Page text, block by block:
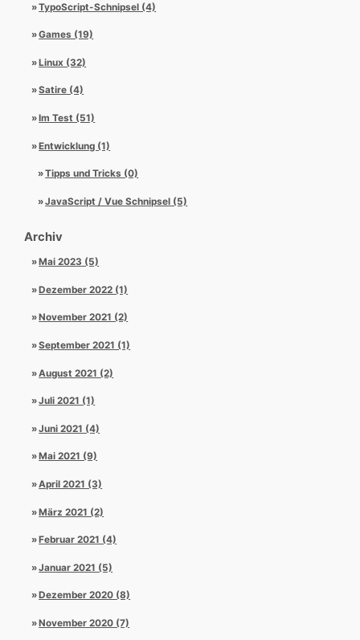
TypoScript-Schnipsel (4)
Games (19)
Linux (32)
Satire (4)
Im Test (51)
Entwicklung (1)
Tipps und Tricks (0)
JavaScript / Vue Schnipsel (5)
Archiv
Mai 2023 (5)
Dezember 2022 (1)
November 2021 (2)
September 2021 (1)
August 2021 (2)
Juli 2021 (1)
Juni 2021 (4)
Mai 2021 (9)
April 2021 (3)
März 2021 (2)
Februar 2021 (4)
Januar 2021 (5)
Dezember 2020 (8)
November 2020 (7)